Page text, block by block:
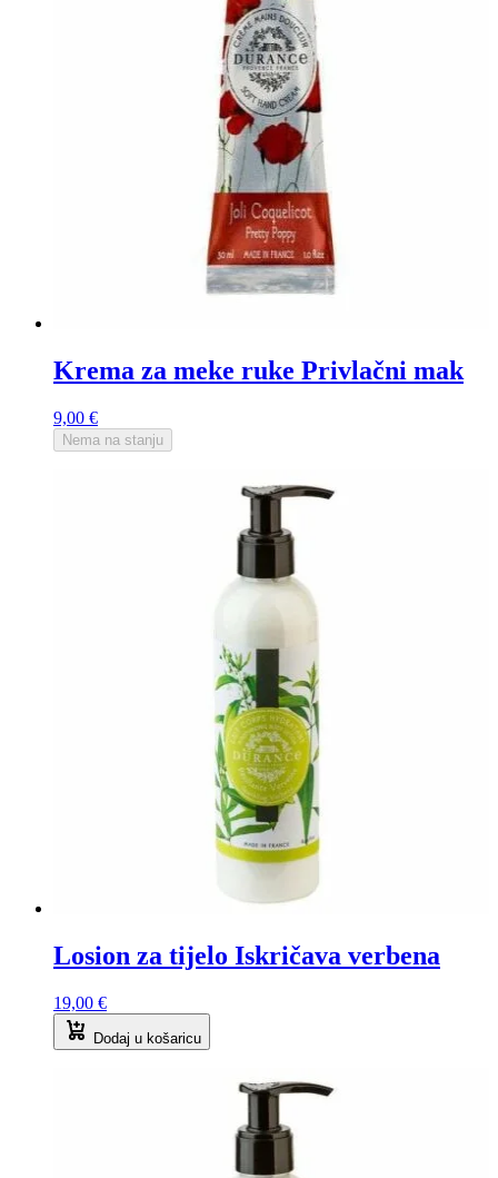
Krema za meke ruke Privlačni mak
9,00 €
Nema na stanju
Losion za tijelo Iskričava verbena
19,00 €
Dodaj u košaricu